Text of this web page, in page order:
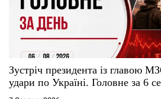
Зустріч президента із главою
удари по Україні. Головне за 6